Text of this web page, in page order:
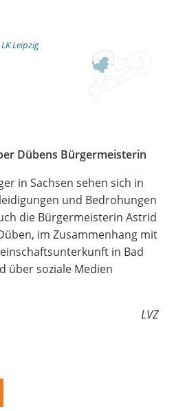
English
Français
Polski
Português
Türkçe Việt
Leipzig
Dübens Bürgermeisterin
in Sachsen sehen sich in
und Bedrohungen
die Bürgermeisterin Astrid
im Zusammenhang mit
in Bad
über soziale Medien
LVZ